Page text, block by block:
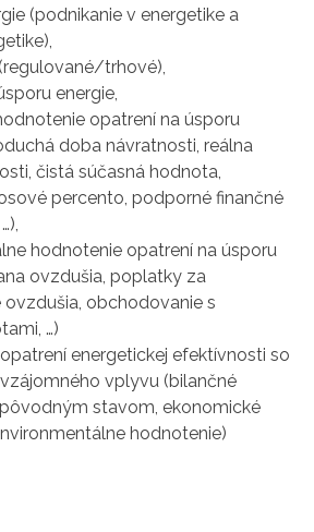
(podnikanie v energetike a
trhové),
energie,
opatrení na úsporu
doba návratnosti, reálna
čistá súčasná hodnota,
percento, podporné finančné
hodnotenie opatrení na úsporu
ovzdušia, poplatky za
ovzdušia, obchodovanie s
…)
energetickej efektívnosti so
vplyvu (bilančné
stavom, ekonomické
hodnotenie)